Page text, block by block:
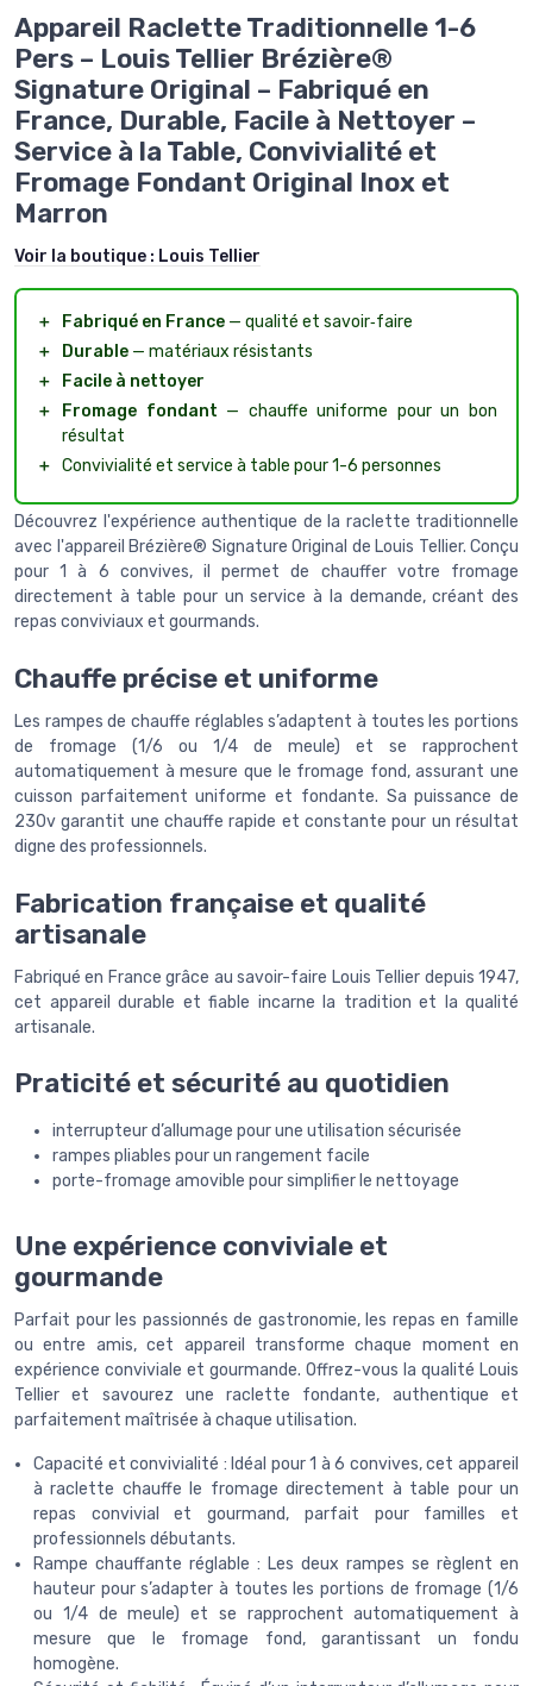
Appareil Raclette Traditionnelle 1-6
Pers – Louis Tellier Brézière®
Signature Original – Fabriqué en
France, Durable, Facile à Nettoyer –
Service à la Table, Convivialité et
Fromage Fondant Original Inox et
Marron
Voir la boutique : Louis Tellier
＋ Fabriqué en France — qualité et savoir‑faire
＋
Durable — matériaux résistants
＋
Facile à nettoyer
＋
Fromage fondant — chauffe uniforme pour un bon
résultat
＋ Convivialité et service à table pour 1-6 personnes
Découvrez l'expérience authentique de la raclette traditionnelle
avec l'appareil Brézière® Signature Original de Louis Tellier. Conçu
pour 1 à 6 convives, il permet de chauffer votre fromage
directement à table pour un service à la demande, créant des
repas conviviaux et gourmands.
Chauffe précise et uniforme
Les rampes de chauffe réglables s’adaptent à toutes les portions
de fromage (1/6 ou 1/4 de meule) et se rapprochent
automatiquement à mesure que le fromage fond, assurant une
cuisson parfaitement uniforme et fondante. Sa puissance de
230v garantit une chauffe rapide et constante pour un résultat
digne des professionnels.
Fabrication française et qualité
artisanale
Fabriqué en France grâce au savoir-faire Louis Tellier depuis 1947,
cet appareil durable et fiable incarne la tradition et la qualité
artisanale.
Praticité et sécurité au quotidien
interrupteur d’allumage pour une utilisation sécurisée
rampes pliables pour un rangement facile
porte-fromage amovible pour simplifier le nettoyage
Une expérience conviviale et
gourmande
Parfait pour les passionnés de gastronomie, les repas en famille
ou entre amis, cet appareil transforme chaque moment en
expérience conviviale et gourmande. Offrez-vous la qualité Louis
Tellier et savourez une raclette fondante, authentique et
parfaitement maîtrisée à chaque utilisation.
Capacité et convivialité : Idéal pour 1 à 6 convives, cet appareil
à raclette chauffe le fromage directement à table pour un
repas convivial et gourmand, parfait pour familles et
professionnels débutants.
Rampe chauffante réglable : Les deux rampes se règlent en
hauteur pour s’adapter à toutes les portions de fromage (1/6
ou 1/4 de meule) et se rapprochent automatiquement à
mesure que le fromage fond, garantissant un fondu
homogène.